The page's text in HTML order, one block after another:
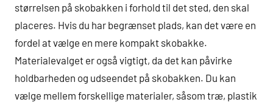
størrelsen på skobakken i forhold til det sted, den skal
placeres. Hvis du har begrænset plads, kan det være en
fordel at vælge en mere kompakt skobakke.
Materialevalget er også vigtigt, da det kan påvirke
holdbarheden og udseendet på skobakken. Du kan
vælge mellem forskellige materialer, såsom træ, plastik